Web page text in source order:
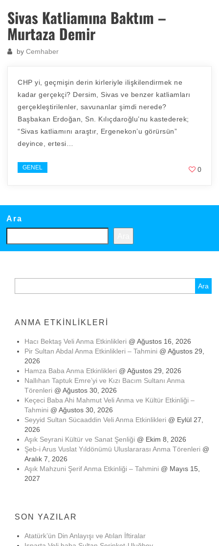
Sivas Katliamına Baktım –
Murtaza Demir
by Cemhaber
CHP yi, geçmişin derin kirleriyle ilişkilendirmek ne
kadar gerçekçi? Dersim, Sivas ve benzer katliamları
gerçekleştirilenler, savunanlar şimdi nerede?
Başbakan Erdoğan, Sn. Kılıçdaroğlu’nu kastederek;
“Sivas katliamını araştır, Ergenekon’u görürsün”
deyince, ertesi…
GENEL 0
Ara
ANMA ETKINLIKLERI
Hacı Bektaş Veli Anma Etkinlikleri @ Ağustos 16, 2026
Pir Sultan Abdal Anma Etkinlikleri – Tahmini @ Ağustos 29,
2026
Hamza Baba Anma Etkinlikleri @ Ağustos 29, 2026
Nallıhan Taptuk Emre’yi ve Kızı Bacım Sultanı Anma
Törenleri @ Ağustos 30, 2026
Keçeci Baba Ahi Mahmut Veli Anma ve Kültür Etkinliği –
Tahmini @ Ağustos 30, 2026
Seyyid Sultan Sücaaddin Veli Anma Etkinlikleri @ Eylül 27,
2026
Aşık Seyrani Kültür ve Sanat Şenliği @ Ekim 8, 2026
Şeb-i Arus Vuslat Yıldönümü Uluslararası Anma Törenleri @
Aralık 7, 2026
Aşık Mahzuni Şerif Anma Etkinliği – Tahmini @ Mayıs 15,
2027
SON YAZILAR
Atatürk’ün Din Anlayışı ve Atılan İftiralar